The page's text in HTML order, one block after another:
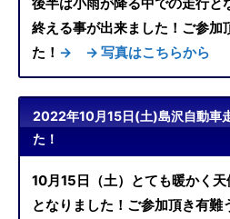
終える事が出来ました！ご参加
た！ → → 写真はこちらから
2022年10月15日(土)島沢自動車
た！
10月15日（土）とても暖かく
となりました！ご参加頂き有